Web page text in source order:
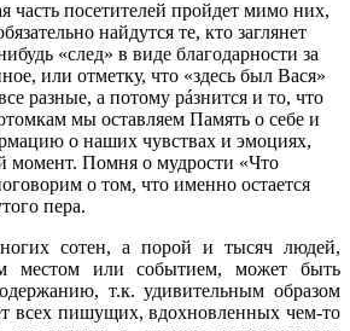
часть посетителей пройдет мимо них,
найдутся те, кто заглянет
«след» в виде благодарности за
или отметку, что «здесь был Вася»
разные, а потому рáзнится и то, что
мы оставляем Память о себе и
о наших чувствах и эмоциях,
момент. Помня о мудрости «Что
о том, что именно остается
пера.
сотен, а порой и тысяч людей,
местом или событием, может быть
т.к. удивительным образом
всех пишущих, вдохновленных чем-то